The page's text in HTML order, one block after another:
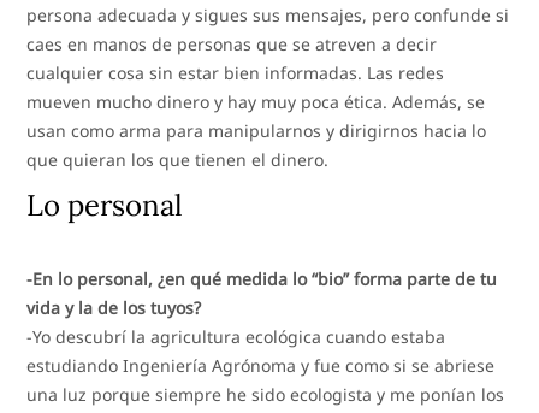
persona adecuada y sigues sus mensajes, pero confunde si
caes en manos de personas que se atreven a decir
cualquier cosa sin estar bien informadas. Las redes
mueven mucho dinero y hay muy poca ética. Además, se
usan como arma para manipularnos y dirigirnos hacia lo
que quieran los que tienen el dinero.
Lo personal
-En lo personal, ¿en qué medida lo “bio” forma parte de tu
vida y la de los tuyos?
-Yo descubrí la agricultura ecológica cuando estaba
estudiando Ingeniería Agrónoma y fue como si se abriese
una luz porque siempre he sido ecologista y me ponían los